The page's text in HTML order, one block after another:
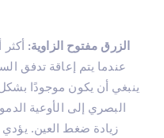
الزرق مفتوح الزاوية:
عندما يتم إعاقة تدفق
ينبغي أن يكون موجودًا
البصري إلى الأوعية
زيادة ضغط العين.